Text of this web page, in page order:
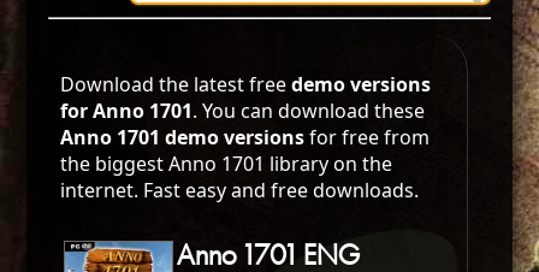
Download the latest freedemo versions
for Anno 1701. You can download these
Anno 1701 demo versionsfor free from
the biggest Anno 1701 library on the
internet. Fast easy and free downloads.
Anno 1701 ENG